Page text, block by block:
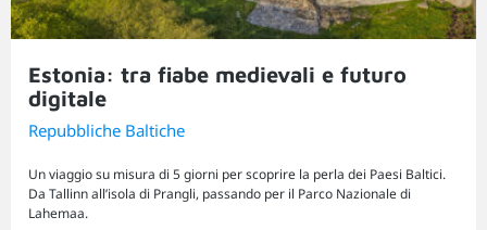
Estonia: tra fiabe medievali e futuro
digitale
Repubbliche Baltiche
Un viaggio su misura di 5 giorni per scoprire la perla dei Paesi Baltici.
Da Tallinn all’isola di Prangli, passando per il Parco Nazionale di
Lahemaa.